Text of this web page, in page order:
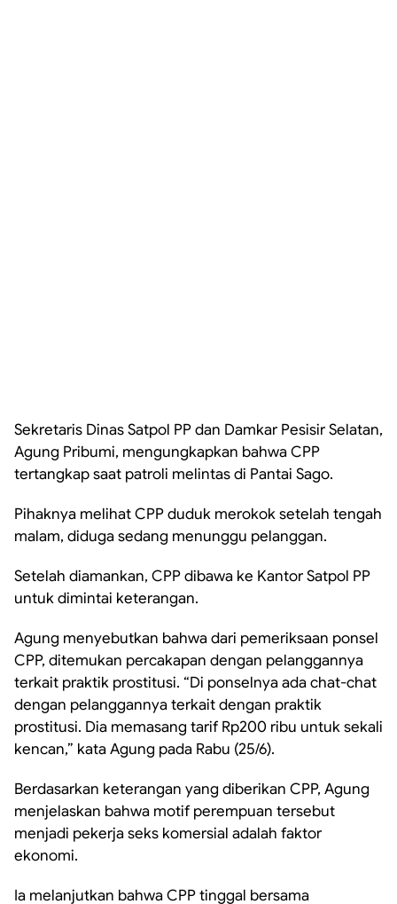
Sekretaris Dinas Satpol PP dan Damkar Pesisir Selatan,
Agung Pribumi, mengungkapkan bahwa CPP
tertangkap saat patroli melintas di Pantai Sago.
Pihaknya melihat CPP duduk merokok setelah tengah
malam, diduga sedang menunggu pelanggan.
Setelah diamankan, CPP dibawa ke Kantor Satpol PP
untuk dimintai keterangan.
Agung menyebutkan bahwa dari pemeriksaan ponsel
CPP, ditemukan percakapan dengan pelanggannya
terkait praktik prostitusi. “Di ponselnya ada chat-chat
dengan pelanggannya terkait dengan praktik
prostitusi. Dia memasang tarif Rp200 ribu untuk sekali
kencan,” kata Agung pada Rabu (25/6).
Berdasarkan keterangan yang diberikan CPP, Agung
menjelaskan bahwa motif perempuan tersebut
menjadi pekerja seks komersial adalah faktor
ekonomi.
Ia melanjutkan bahwa CPP tinggal bersama